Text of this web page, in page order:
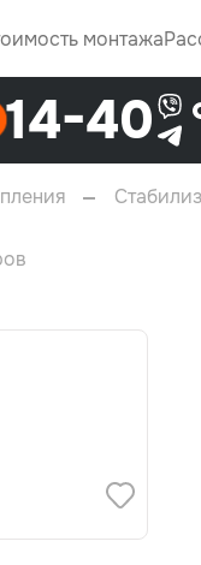
монтажа
14-40